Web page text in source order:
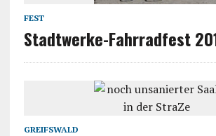
FEST
Stadtwerke-Fahrradfest
GREIFSWALD